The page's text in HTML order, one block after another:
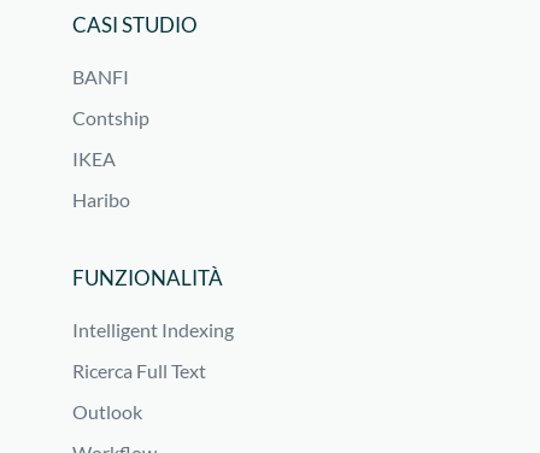
CASI STUDIO
BANFI
Contship
IKEA
Haribo
FUNZIONALITÀ
Intelligent Indexing
Ricerca Full Text
Outlook